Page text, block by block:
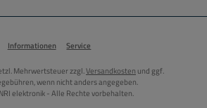
Informationen Service
Mehrwertsteuer zzgl.Versandkosten und ggf.
wenn nicht anders angegeben.
elektronik - Alle Rechte vorbehalten.